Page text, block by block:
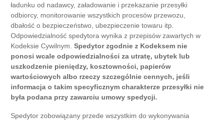
ładunku od nadawcy, załadowanie i przekazanie przesyłki
odbiorcy, monitorowanie wszystkich procesów przewozu,
dbałość o bezpieczeństwo, ubezpieczenie towaru itp.
Odpowiedzialność spedytora wynika z przepisów zawartych w
Kodeksie Cywilnym.Spedytor zgodnie z Kodeksem nie
ponosi wcale odpowiedzialności za utratę, ubytek lub
uszkodzenie pieniędzy, kosztowności, papierów
wartościowych albo rzeczy szczególnie cennych, jeśli
informacja o takim specyficznym charakterze przesyłki nie
była podana przy zawarciu umowy spedycji.
Spedytor zobowiązany przede wszystkim do wykonywania